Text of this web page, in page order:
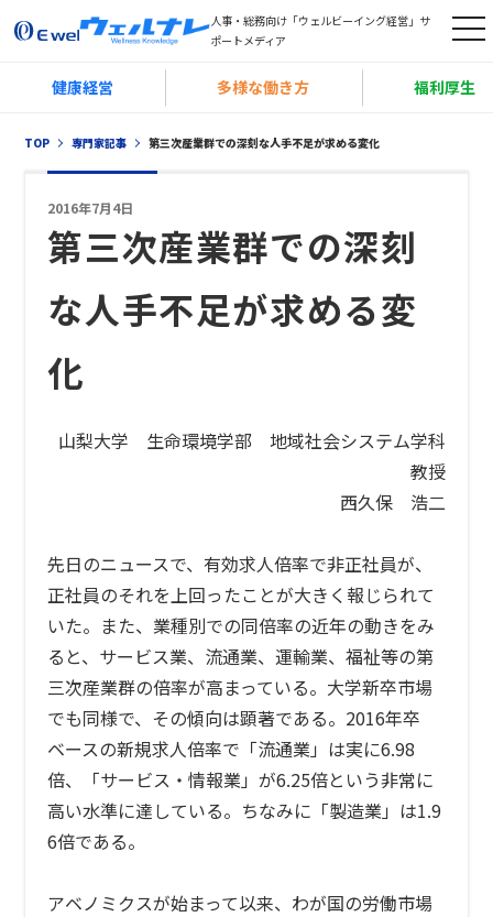
人事・総務向け「ウェルビーイング経営」サ
ポートメディア
t
g
健康経営 多様な働き方 福利厚生
TOP 専門家記事 第三次産業群での深刻な人手不足が求める変化
2016年7月4日
第三次産業群での深刻
な人手不足が求める変
化
山梨大学 生命環境学部 地域社会システム学科
教授
西久保 浩二
先日のニュースで、有効求人倍率で非正社員が、
正社員のそれを上回ったことが大きく報じられて
いた。また、業種別での同倍率の近年の動きをみ
ると、サービス業、流通業、運輸業、福祉等の第
三次産業群の倍率が高まっている。大学新卒市場
でも同様で、その傾向は顕著である。2016年卒
ベースの新規求人倍率で「流通業」は実に6.98
倍、「サービス・情報業」が6.25倍という非常に
高い水準に達している。ちなみに「製造業」は1.9
6倍である。
アベノミクスが始まって以来、わが国の労働市場